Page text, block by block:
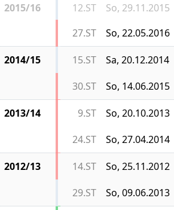
2015/16
12.ST So, 29.11.2015
27.ST
So, 22.05.2016
2014/15 15.ST Sa, 20.12.2014
30.ST
So, 14.06.2015
2013/14 9.ST So, 20.10.2013
24.ST
So, 27.04.2014
2012/13 14.ST So, 25.11.2012
29.ST
So, 09.06.2013